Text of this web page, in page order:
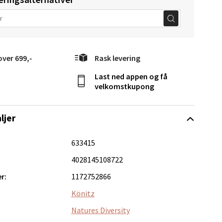
699,- Rask levering
Last ned appen og få
velkomstkupong
633415
4028145108722
1172752866
Könitz
Natures Diversity